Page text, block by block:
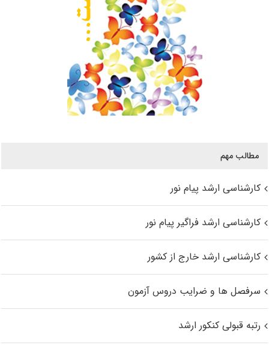
مطالب مهم
کارشناسی ارشد پیام نور
کارشناسی ارشد فراگیر پیام نور
کارشناسی ارشد خارج از کشور
سرفصل ها و ضرایب دروس آزمون
رتبه قبولی کنکور ارشد